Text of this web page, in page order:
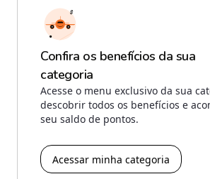
Confira os benefícios da sua
categoria
Acesse o menu exclusivo da sua
descobrir todos os benefícios e
seu saldo de pontos.
Acessar minha categoria